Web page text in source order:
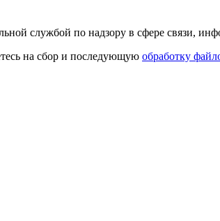
службой по надзору в сфере связи,
на сбор и последующую обработку